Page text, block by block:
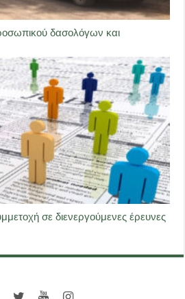
δασολόγων και
σε διενεργούμενες έρευνες